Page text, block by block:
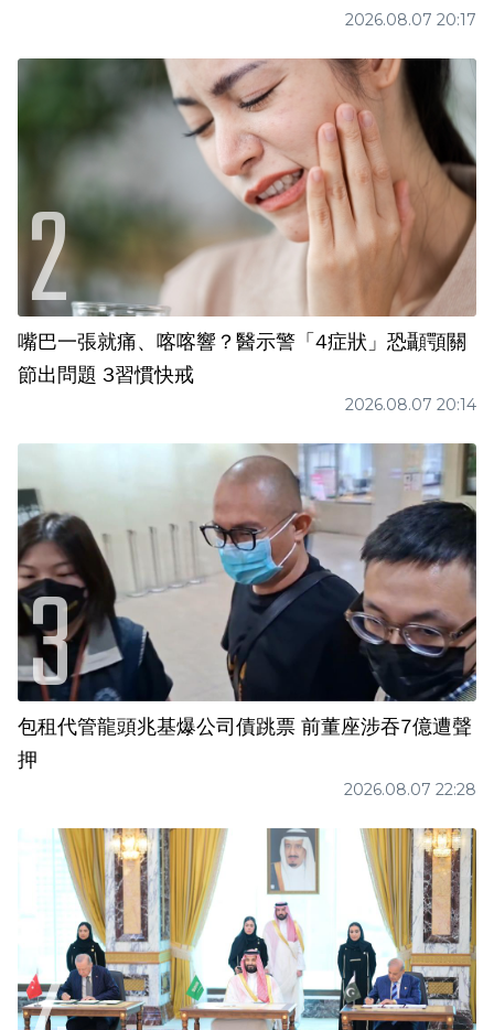
2026.08.07 20:17
嘴巴一張就痛、喀喀響？醫示警「4症狀」恐顳顎關
節出問題 3習慣快戒
2026.08.07 20:14
包租代管龍頭兆基爆公司債跳票 前董座涉吞7億遭聲
押
2026.08.07 22:28